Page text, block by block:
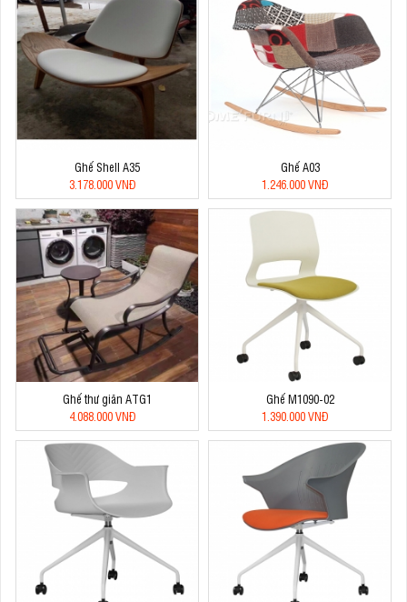
Ghế Shell A35
3.178.000 VNĐ
Ghế A03
1.246.000 VNĐ
Ghế thư giãn ATG1
4.088.000 VNĐ
Ghế M1090-02
1.390.000 VNĐ